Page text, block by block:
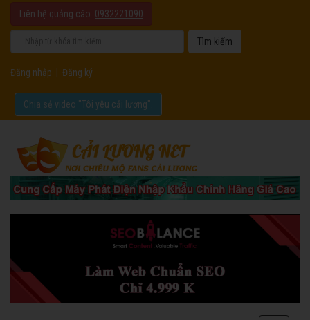
Liên hệ quảng cáo: 0932221090
Đăng nhập Đăng ký
Chia sẻ video "Tôi yêu cải lương".